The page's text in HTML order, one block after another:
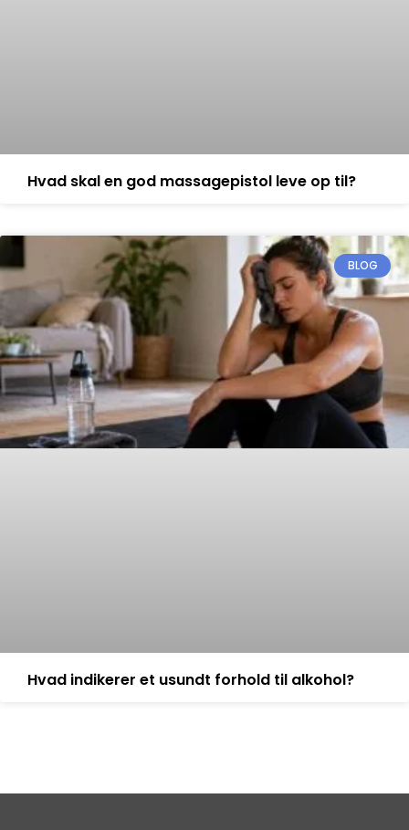
Hvad skal en god massagepistol leve op til?
BLOG
Hvad indikerer et usundt forhold til alkohol?